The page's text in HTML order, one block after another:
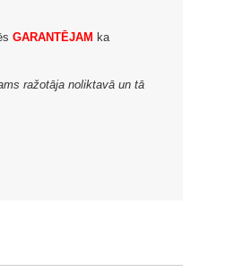
GARANTĒJAM ka
ražotāja noliktavā un tā